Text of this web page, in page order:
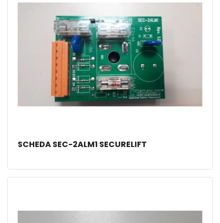
SCHEDA SEC-2ALM1 SECURELIFT